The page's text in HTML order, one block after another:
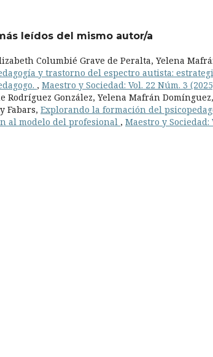
leídos del mismo autor/a
Columbié Grave de Peralta, Yelena
y trastorno del espectro autista:
, Maestro y Sociedad: Vol. 22 Núm. 3
Rodríguez González, Yelena Mafrán
Fabars, Explorando la formación del
al modelo del profesional , Maestro y Sociedad: